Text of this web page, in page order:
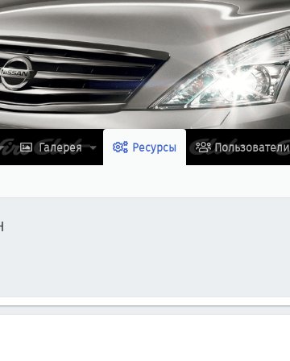
Галерея Ресурсы Пользователи